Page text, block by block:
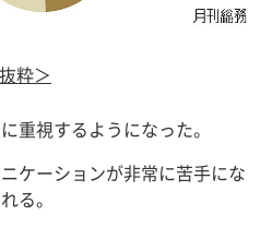
粋＞
重視するようになった。
ケーションが非常に苦手にな
る。